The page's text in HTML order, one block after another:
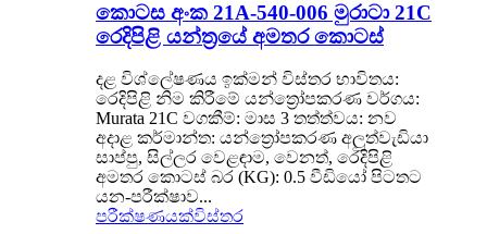
කොටස අංක 21A-540-006 මුරාටා 21C
රෙදිපිළි යන්ත්‍රයේ අමතර කොටස්
දළ විශ්ලේෂණය ඉක්මන් විස්තර භාවිතය:
රෙදිපිළි නිම කිරීමේ යන්ත්‍රෝපකරණ වර්ගය:
Murata 21C වගකීම්: මාස 3 තත්ත්වය: නව
අදාළ කර්මාන්ත: යන්ත්‍රෝපකරණ අලුත්වැඩියා
සාප්පු, සිල්ලර වෙළඳාම, වෙනත්, රෙදිපිළි
අමතර කොටස් බර (KG): 0.5 වීඩියෝ පිටතට
යන-පරීක්ෂාව...
පරීක්ෂණයක්විස්තර